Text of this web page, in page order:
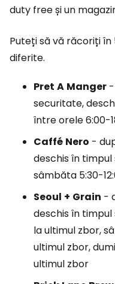
duty free și un
Puteți să vă răcoriți
diferite.
Pret A Manger
securitate,
între orele 6:00-
Caffé Nero -
deschis în timpul
sâmbăta 5:30-
Seoul + Grain -
deschis în
la ultimul zbor,
ultimul zbor,
ultimul zbor